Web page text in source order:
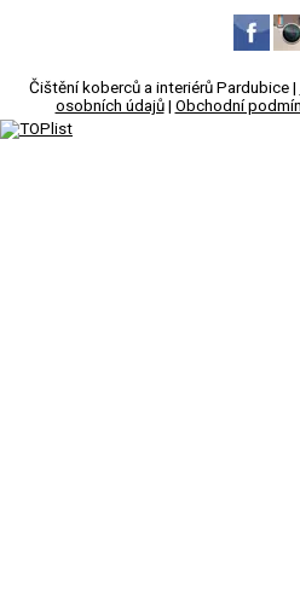
Čištění koberců a interiérů Pardubice |
osobních údajů| Obchodní